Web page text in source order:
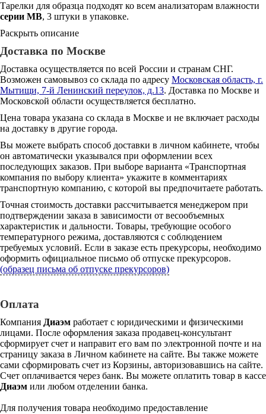
Тарелки для образца подходят ко всем анализаторам влажности
серии MB, 3 штуки в упаковке.
Раскрыть описание
Доставка по Москве
Доставка осуществляется по всей России и странам СНГ.
Возможен самовывоз со склада по адресу Московская область, г.
Мытищи, 7-й Ленинский переулок, д.13. Доставка по Москве и
Московской области осуществляется бесплатно.
Цена товара указана со склада в Москве и не включает расходы
на доставку в другие города.
Вы можете выбрать способ доставки в личном кабинете, чтобы
он автоматически указывался при оформлении всех
последующих заказов. При выборе варианта «Транспортная
компания по выбору клиента» укажите в комментариях
транспортную компанию, с которой вы предпочитаете работать.
Точная стоимость доставки рассчитывается менеджером при
подтверждении заказа в зависимости от весообъемных
характеристик и дальности. Товары, требующие особого
температурного режима, доставляются с соблюдением
требуемых условий. Если в заказе есть прекурсоры, необходимо
оформить официальное письмо об отпуске прекурсоров.
(образец письма об отпуске прекурсоров)
Оплата
Компания Диаэм работает с юридическими и физическими
лицами. После оформления заказа продавец-консультант
сформирует счет и направит его вам по электронной почте и на
страницу заказа в Личном кабинете на сайте. Вы также можете
сами сформировать счет из Корзины, авторизовавшись на сайте.
Счет оплачивается через банк. Вы можете оплатить товар в кассе
Диаэм или любом отделении банка.
Для получения товара необходимо предоставление